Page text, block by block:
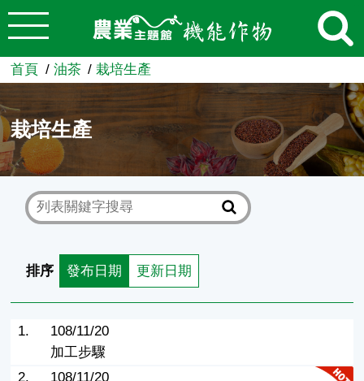
跳到主要內容
農業知識入口網
首頁 油茶 栽培生產
栽培生產
排序 發布日期 更新日期
1.
108/11/20
加工步驟
2.
108/11/20